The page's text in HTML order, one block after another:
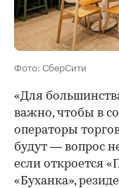
Фото: СберСити
«Для
важно, чтобы в
операторы
будут — вопрос
если откроется
«Буханка»,